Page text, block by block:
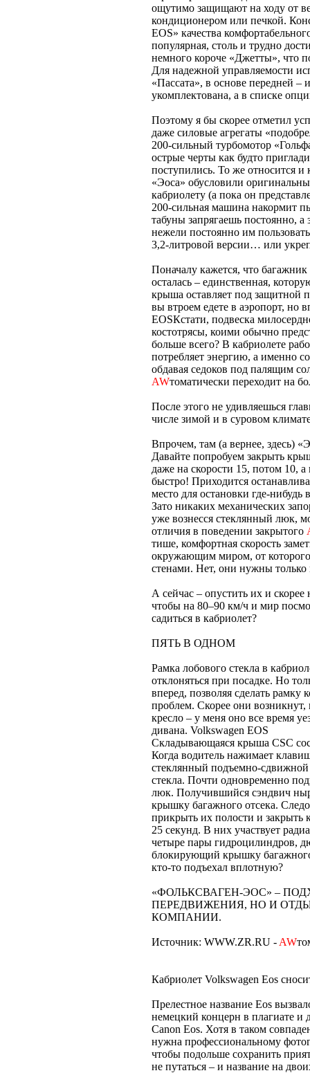
ощутимо защищают на ходу от
кондиционером или печкой.
EOS» качества
популярная, столь и трудно
немного короче «Джетты», что
Для надежной управляемости
«Пассата», в основе передней –
укомплектована, а в списке
Поэтому я бы скорее отметил
даже силовые агрегаты
200-сильный турбомотор
острые черты как будто
поступились. То же относится
«Эоса» обусловили
кабриолету (а пока он
200-сильная машина накормит
табуны запрягаешь постоянно, а
нежели постоянно им
3,2-литровой версии… или
Поначалу кажется, что
осталась – единственная,
крыша оставляет под защитной
вы втроем едете в аэропорт, но
EOSКстати, подвеска
костотрясы, коими обычно
больше всего? В кабриолете
потребляет энергию, а именно
обдавая седоков под палящим
AWтоматически переходит на
После этого не удивляешься
числе зимой и в суровом
Впрочем, там (а вернее, здесь)
Давайте попробуем закрыть
даже на скорости 15, потом 10,
быстро! Приходится
место для остановки где-
Зато никаких механических
уже вознесся стеклянный люк,
отличия в поведении закрытого
тише, комфортная скорость
окружающим миром, от которого
стенами. Нет, они нужны только
А сейчас – опустить их и
чтобы на 80–90 км/ч и мир
садиться в кабриолет?
ПЯТЬ В ОДНОМ
Рамка лобового стекла в
отклоняться при посадке. Но
вперед, позволяя сделать рамку
проблем. Скорее они возникнут,
кресло – у меня оно все время
дивана. Volkswagen EOS
Складывающаяся крыша CSC
Когда водитель нажимает
стеклянный подъемно-
стекла. Почти одновременно
люк. Получившийся сэндвич
крышку багажного отсека.
прикрыть их полости и закрыть
25 секунд. В них участвует
четыре пары гидроцилиндров,
блокирующий крышку
кто-то подъехал вплотную?
«ФОЛЬКСВАГЕН-ЭОС» –
ПЕРЕДВИЖЕНИЯ, НО И
КОМПАНИИ.
Источник: WWW.ZR.RU - AW
Кабриолет Volkswagen Eos
Прелестное название Eos
немецкий концерн в плагиате и
Canon Eos. Хотя в таком
нужна профессиональному
чтобы подольше сохранить
не путаться – и название на